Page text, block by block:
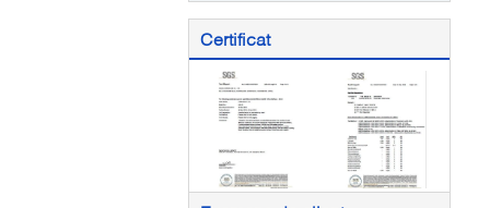
Certificat